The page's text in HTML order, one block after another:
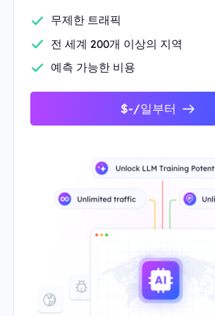
무제한 트래픽
전 세계 200개 이상의 지역
예측 가능한 비용
$-/일부터